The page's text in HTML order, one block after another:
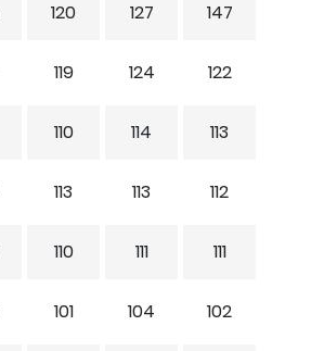
120 127 147
119 124 122
110 114 113
113 113 112
110 111 111
101 104 102